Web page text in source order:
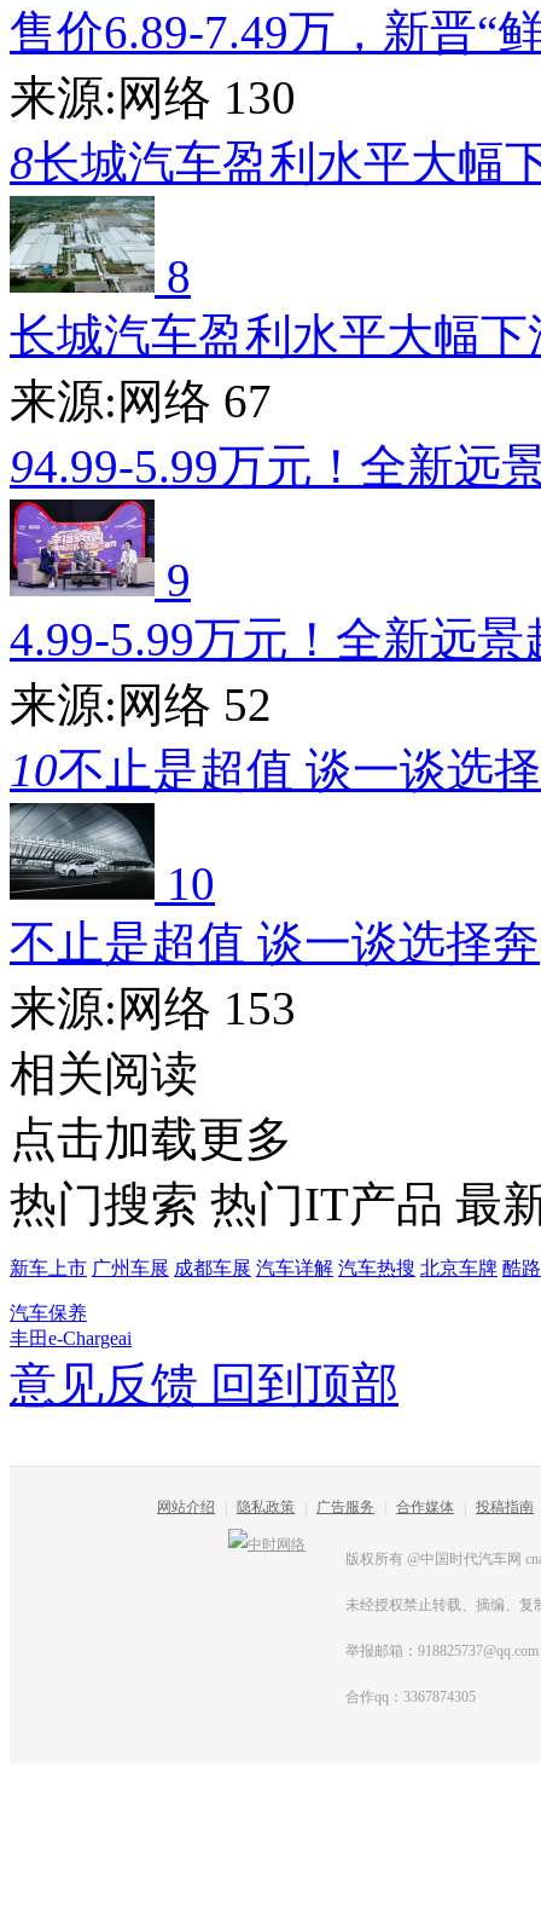
售价6.89-7.49万，新晋“
来源:网络 130
8长城汽车盈利水平大幅
8
长城汽车盈利水平大幅下
来源:网络 67
94.99-5.99万元！全新远
9
4.99-5.99万元！全新远景
来源:网络 52
10不止是超值 谈一谈选
10
不止是超值 谈一谈选择奔
来源:网络 153
相关阅读
点击加载更多
热门搜索 热门IT产品 最
新车上市 广州车展 成都车展 汽车详解 汽车热搜 北京车牌 酷
汽车保养
丰田e-Chargeai
意见反馈 回到顶部
网站介绍 隐私政策 广告服务 合作媒体 投稿指南
版权所有 @中国时代汽车网
未经授权禁止转载、摘编、复
举报邮箱：918825737@qq.com
合作qq：3367874305